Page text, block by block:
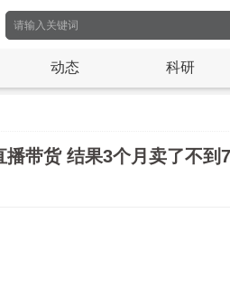
动态 科研
播带货 结果3个月卖了不到